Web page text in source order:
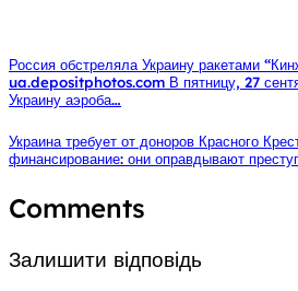
Россия обстреляла Украину ракетами
ua.depositphotos.com В пятницу, 27
Украину аэроба…
Украина требует от доноров Красного
финансирование: они оправдывают
Comments
Залишити відповідь